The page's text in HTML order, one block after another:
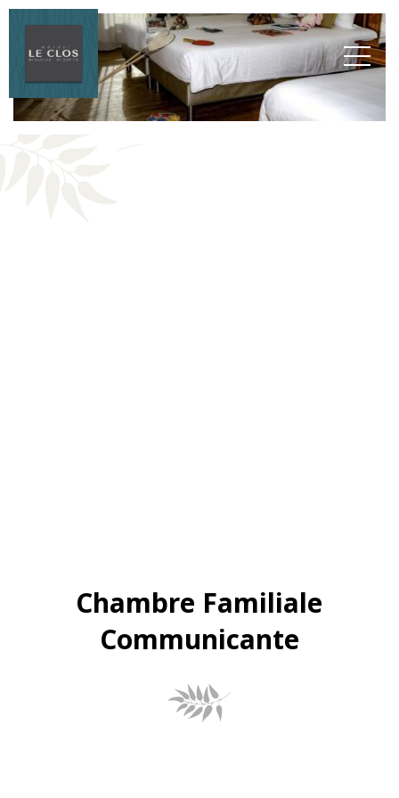
Chambre Familiale
Communicante